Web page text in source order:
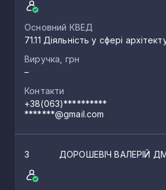
Основний КВЕД
71.11 Діяльність у сфері
Виручка, грн
–
Контакти
+38(063)**********
*******@gmail.com
3 ДОРОШЕВІЧ ВАЛЕРІЙ